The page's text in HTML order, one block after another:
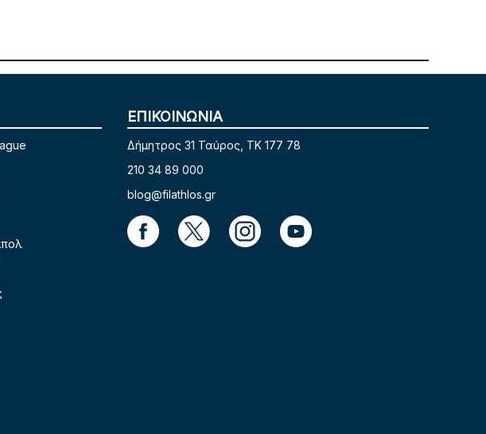
ΕΠΙΚΟΙΝΩΝΙΑ
Δήμητρος 31 Ταύρος, TK 177 78
210 34 89 000
blog@filathlos.gr